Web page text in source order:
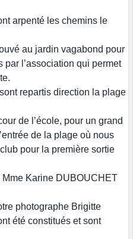
arpenté les chemins le
au jardin vagabond pour
l’association qui permet
repartis direction la plage
de l’école, pour un grand
de la plage où nous
pour la première sortie
Mme Karine DUBOUCHET
photographe Brigitte
été constitués et sont